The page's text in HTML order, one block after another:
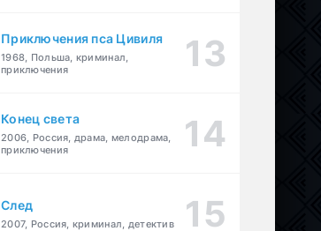
Приключения пса Цивиля
1968, Польша, криминал,
приключения
Конец света
2006, Россия, драма, мелодрама,
приключения
След
2007, Россия, криминал, детектив